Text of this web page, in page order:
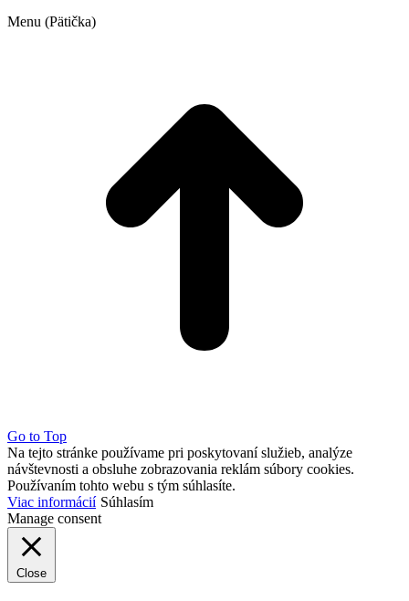
Menu (Pätička)
Go to Top
Na tejto stránke používame pri poskytovaní služieb, analýze
návštevnosti a obsluhe zobrazovania reklám súbory cookies.
Používaním tohto webu s tým súhlasíte.
Viac informácií Súhlasím
Manage consent
Close